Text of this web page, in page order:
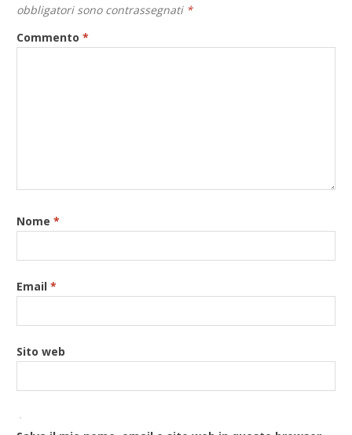
obbligatori sono contrassegnati *
Commento*
Nome*
Email*
Sito web